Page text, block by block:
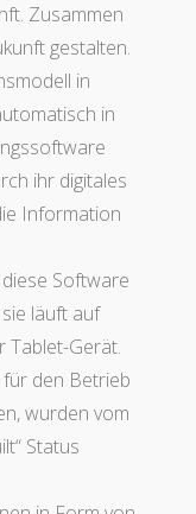
Zusammen
gestalten.
in
in
ihr digitales
Information
Software
läuft auf
Tablet-Gerät.
den Betrieb
wurden vom
Status